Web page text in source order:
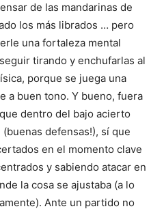
de las mandarinas de
los más librados … pero
una fortaleza mental
tirando y enchufarlas al
porque se juega una
a buen tono. Y bueno, fuera
dentro del bajo acierto
defensas!), sí que
en el momento clave
y sabiendo atacar en
la cosa se ajustaba (a lo
Ante un partido no